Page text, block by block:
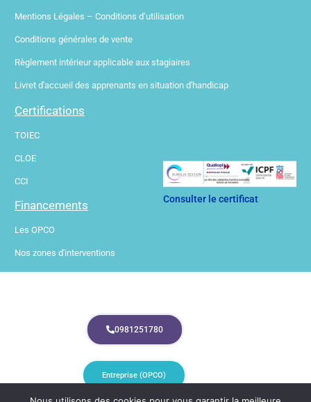
Mentions Légales – Conditions d’utilisation
Conditions générales de vente
Règlement intérieur applicable aux stagiaires
Livret d'accueil des apprenants en situation d'handicap
Certifications
TOIEC
CLOE
CCI
Financements
Les OPCO
Nos zones d'interventions
Consulter le certificat
0981251780
Entreprise (OPCO)